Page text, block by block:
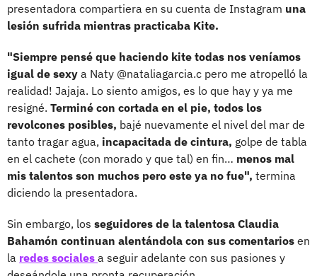
presentadora compartiera en su cuenta de Instagram una
lesión sufrida mientras practicaba Kite.
"Siempre pensé que haciendo kite todas nos veníamos
igual de sexy a Naty @nataliagarcia.c pero me atropelló la
realidad! Jajaja. Lo siento amigos, es lo que hay y ya me
resigné. Terminé con cortada en el pie, todos los
revolcones posibles, bajé nuevamente el nivel del mar de
tanto tragar agua, incapacitada de cintura, golpe de tabla
en el cachete (con morado y que tal) en fin… menos mal
mis talentos son muchos pero este ya no fue", termina
diciendo la presentadora.
Sin embargo, los seguidores de la talentosa Claudia
Bahamón continuan alentándola con sus comentarios en
la redes sociales a seguir adelante con sus pasiones y